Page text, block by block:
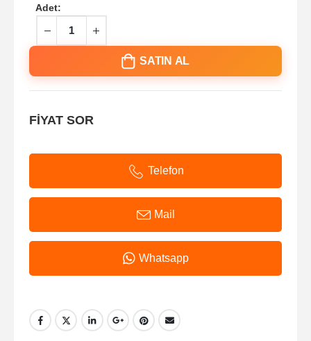
Adet:
SATIN AL
FİYAT SOR
Telefon
Mail
Whatsapp